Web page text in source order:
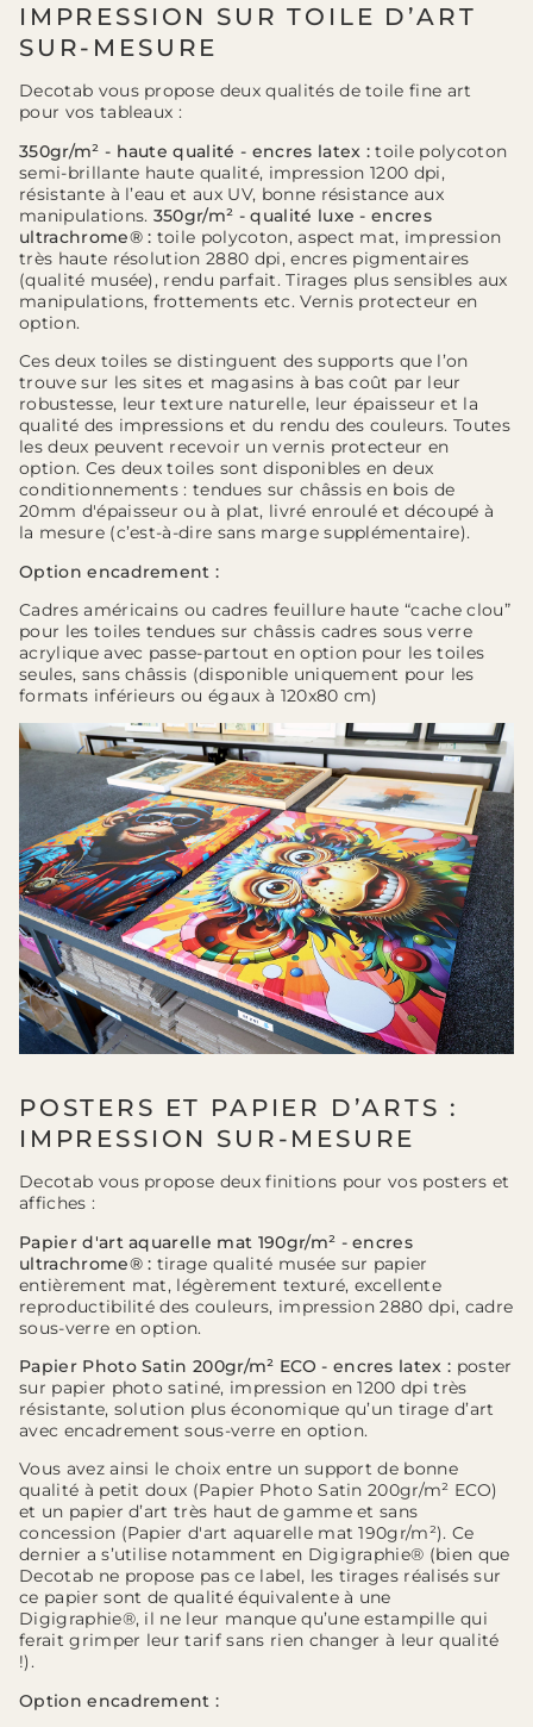
IMPRESSION SUR TOILE D’ART
SUR-MESURE
Decotab vous propose deux qualités de toile fine art
pour vos tableaux :
350gr/m² - haute qualité - encres latex : toile polycoton
semi-brillante haute qualité, impression 1200 dpi,
résistante à l’eau et aux UV, bonne résistance aux
manipulations. 350gr/m² - qualité luxe - encres
ultrachrome® : toile polycoton, aspect mat, impression
très haute résolution 2880 dpi, encres pigmentaires
(qualité musée), rendu parfait. Tirages plus sensibles aux
manipulations, frottements etc. Vernis protecteur en
option.
Ces deux toiles se distinguent des supports que l’on
trouve sur les sites et magasins à bas coût par leur
robustesse, leur texture naturelle, leur épaisseur et la
qualité des impressions et du rendu des couleurs. Toutes
les deux peuvent recevoir un vernis protecteur en
option. Ces deux toiles sont disponibles en deux
conditionnements : tendues sur châssis en bois de
20mm d'épaisseur ou à plat, livré enroulé et découpé à
la mesure (c’est-à-dire sans marge supplémentaire).
Option encadrement :
Cadres américains ou cadres feuillure haute “cache clou”
pour les toiles tendues sur châssis cadres sous verre
acrylique avec passe-partout en option pour les toiles
seules, sans châssis (disponible uniquement pour les
formats inférieurs ou égaux à 120x80 cm)
POSTERS ET PAPIER D’ARTS :
IMPRESSION SUR-MESURE
Decotab vous propose deux finitions pour vos posters et
affiches :
Papier d'art aquarelle mat 190gr/m² - encres
ultrachrome® : tirage qualité musée sur papier
entièrement mat, légèrement texturé, excellente
reproductibilité des couleurs, impression 2880 dpi, cadre
sous-verre en option.
Papier Photo Satin 200gr/m² ECO - encres latex : poster
sur papier photo satiné, impression en 1200 dpi très
résistante, solution plus économique qu’un tirage d’art
avec encadrement sous-verre en option.
Vous avez ainsi le choix entre un support de bonne
qualité à petit doux (Papier Photo Satin 200gr/m² ECO)
et un papier d’art très haut de gamme et sans
concession (Papier d'art aquarelle mat 190gr/m²). Ce
dernier a s’utilise notamment en Digigraphie® (bien que
Decotab ne propose pas ce label, les tirages réalisés sur
ce papier sont de qualité équivalente à une
Digigraphie®, il ne leur manque qu’une estampille qui
ferait grimper leur tarif sans rien changer à leur qualité
!).
Option encadrement :